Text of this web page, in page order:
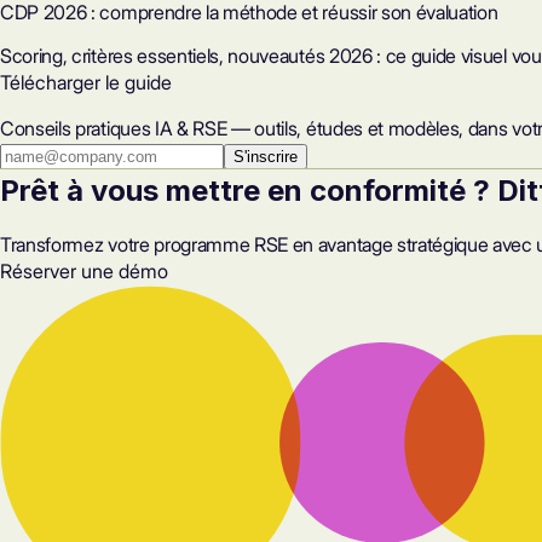
CDP 2026 : comprendre la méthode et réussir son évaluation
Scoring, critères essentiels, nouveautés 2026 : ce guide visuel
Télécharger le guide
Conseils pratiques IA & RSE — outils, études et modèles, dans
S'inscrire
Prêt à vous mettre en conformité ?
Transformez votre programme RSE en avantage stratégique
Réserver une démo